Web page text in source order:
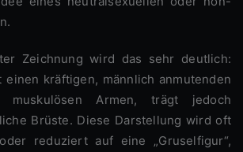
einen kräftigen, männlich anmutenden
muskulösen Armen, trägt jedoch
Brüste. Diese Darstellung wird oft
reduziert auf eine „Gruselfigur“,